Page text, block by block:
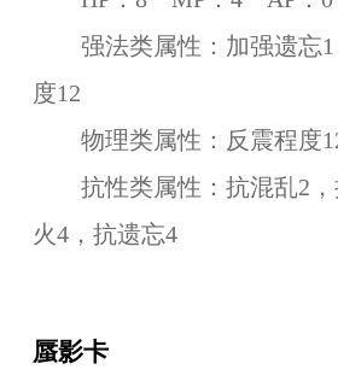
强法类属性：加强遗忘1
度12
物理类属性：反震程度
抗性类属性：抗混乱2，
火4，抗遗忘4
蜃影卡